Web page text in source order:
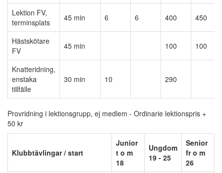
Lektion FV,
terminsplats
45 min 6 6 400 450
Hästskötare
FV
45 min 100 100
Knatteridning,
enstaka
tillfälle
30 min 10 290
Provridning i lektionsgrupp, ej medlem - Ordinarie lektionspris +
50 kr
Klubbtävlingar / start
Junior
t o m
18
Ungdom
19 - 25
Senior
fr o m
26